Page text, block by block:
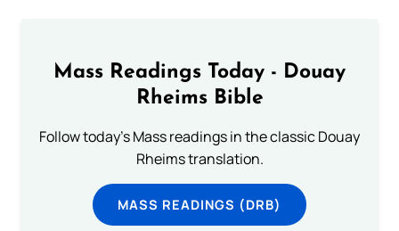
Mass Readings Today - Douay
Rheims Bible
Follow today's Mass readings in the classic Douay
Rheims translation.
MASS READINGS (DRB)